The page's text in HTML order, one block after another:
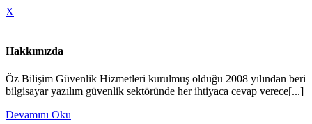
X
Hakkımızda
Öz Bilişim Güvenlik Hizmetleri kurulmuş olduğu 2008 yılından beri
bilgisayar yazılım güvenlik sektöründe her ihtiyaca cevap verece[...]
Devamını Oku